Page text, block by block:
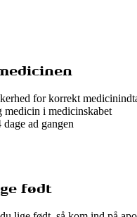
for korrekt
medicin i medicinskabet
ad gangen
født